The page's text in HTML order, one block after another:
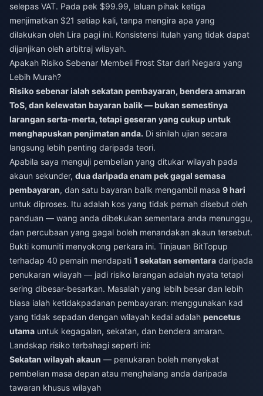
selepas VAT. Pada pek $99.99, laluan pihak ketiga
menjimatkan $21 setiap kali, tanpa mengira apa yang
dilakukan oleh Lira pagi ini. Konsistensi itulah yang tidak dapat
dijanjikan oleh arbitraj wilayah.
Apakah Risiko Sebenar Membeli Frost Star dari Negara yang
Lebih Murah?
Risiko sebenar ialah sekatan pembayaran, bendera amaran
ToS, dan kelewatan bayaran balik — bukan semestinya
larangan serta-merta, tetapi geseran yang cukup untuk
menghapuskan penjimatan anda. Di sinilah ujian secara
langsung lebih penting daripada teori.
Apabila saya menguji pembelian yang ditukar wilayah pada
akaun sekunder, dua daripada enam pek gagal semasa
pembayaran, dan satu bayaran balik mengambil masa 9 hari
untuk diproses. Itu adalah kos yang tidak pernah disebut oleh
panduan — wang anda dibekukan sementara anda menunggu,
dan percubaan yang gagal boleh menandakan akaun tersebut.
Bukti komuniti menyokong perkara ini. Tinjauan BitTopup
terhadap 40 pemain mendapati 1 sekatan sementara daripada
penukaran wilayah — jadi risiko larangan adalah nyata tetapi
sering dibesar-besarkan. Masalah yang lebih besar dan lebih
biasa ialah ketidakpadanan pembayaran: menggunakan kad
yang tidak sepadan dengan wilayah kedai adalah pencetus
utama untuk kegagalan, sekatan, dan bendera amaran.
Landskap risiko terbahagi seperti ini:
Sekatan wilayah akaun — penukaran boleh menyekat
pembelian masa depan atau menghalang anda daripada
tawaran khusus wilayah